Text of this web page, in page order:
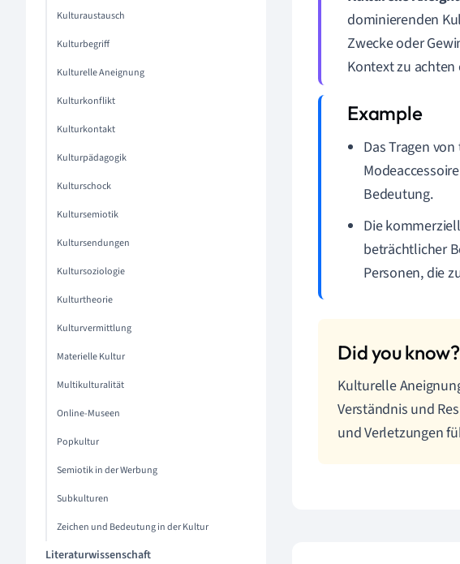
Kulturaustausch
Kulturbegriff
Kulturelle Aneignung
Kulturkonflikt
Kulturkontakt
Kulturpädagogik
Kulturschock
Kultursemiotik
Kultursendungen
Kultursoziologie
Kulturtheorie
Kulturvermittlung
Materielle Kultur
Multikulturalität
Online-Museen
Popkultur
Semiotik in der Werbung
Subkulturen
Zeichen und Bedeutung in der Kultur
Literaturwissenschaft
dominierenden
Zwecke oder
Kontext zu
Das Tragen
Bedeutung.
Die
beträchtlicher
Personen, die
Kulturelle
Verständnis und
und Verletzungen